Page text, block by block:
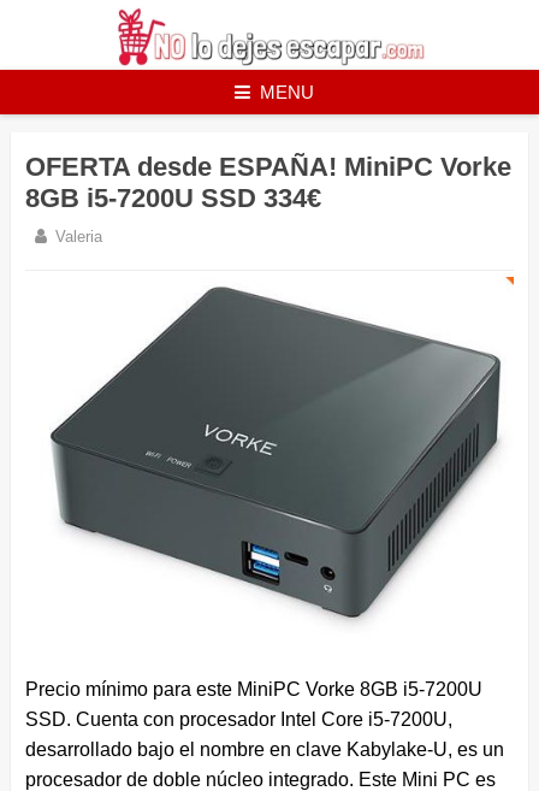
MENU
OFERTA desde ESPAÑA! MiniPC Vorke
8GB i5-7200U SSD 334€
Valeria
Precio mínimo para este MiniPC Vorke 8GB i5-7200U
SSD. Cuenta con procesador Intel Core i5-7200U,
desarrollado bajo el nombre en clave Kabylake-U, es un
procesador de doble núcleo integrado. Este Mini PC es